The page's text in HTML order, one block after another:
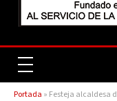
Portada » Festeja alcaldesa